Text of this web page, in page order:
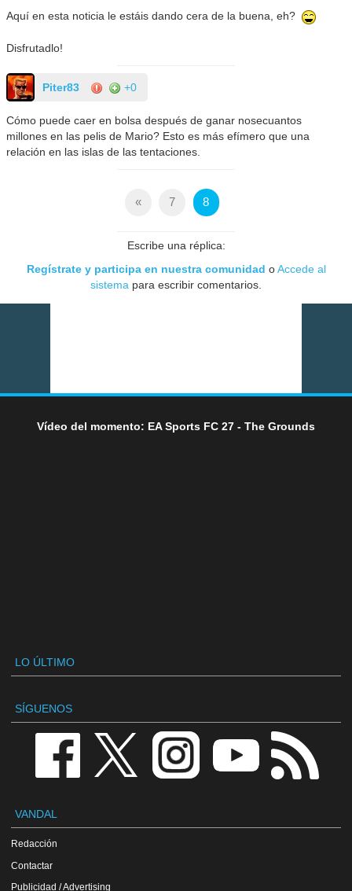
Aquí en esta noticia le estáis dando cera de la buena, eh?
Disfrutadlo!
Piter83 +0
Cómo puede caer en bolsa después de ganar nosecuantos
millones en las pelis de Mario? Esto es más efímero que una
relación en las islas de las tentaciones.
« 7 8
Escribe una réplica:
Regístrate y participa en nuestra comunidad oAccede al
sistema para escribir comentarios.
Vídeo del momento: EA Sports FC 27 - The Grounds
LO ÚLTIMO
SÍGUENOS
VANDAL
Redacción
Contactar
Publicidad / Advertising